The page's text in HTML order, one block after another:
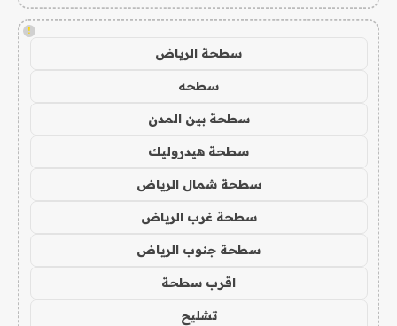
!
سطحة الرياض
سطحه
سطحة بين المدن
سطحة هيدروليك
سطحة شمال الرياض
سطحة غرب الرياض
سطحة جنوب الرياض
اقرب سطحة
تشليح